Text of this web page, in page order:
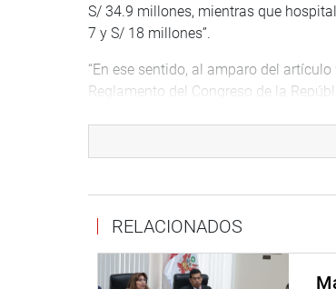
S/ 34.9 millones, mientras que
7 y S/ 18 millones”.
“En ese sentido, al amparo del
Reglamento del Congreso de la
Cabe indicar que la cirugía robótica
RELACIONADOS